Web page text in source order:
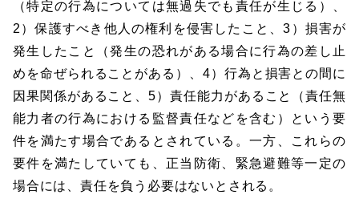
（特定の行為については無過失でも責任が生じる）、
2）保護すべき他人の権利を侵害したこと、3）損害が
発生したこと（発生の恐れがある場合に行為の差し止
めを命ぜられることがある）、4）行為と損害との間に
因果関係があること、5）責任能力があること（責任無
能力者の行為における監督責任などを含む）という要
件を満たす場合であるとされている。一方、これらの
要件を満たしていても、正当防衛、緊急避難等一定の
場合には、責任を負う必要はないとされる。